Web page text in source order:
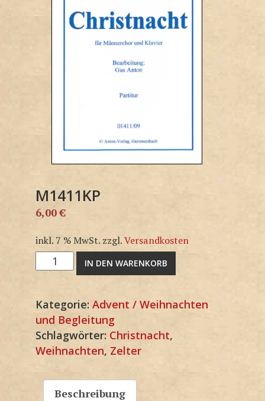
M1411KP
6,00€
inkl. 7 % MwSt. zzgl.Versandkosten
M1411KP
Menge
IN DEN WARENKORB
Kategorie: Advent / Weihnachten
und Begleitung
Schlagwörter: Christnacht,
Weihnachten, Zelter
Beschreibung